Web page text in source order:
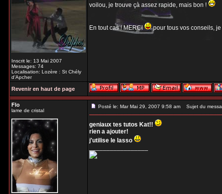
Inscrit le: 13 Mai 2007
Messages: 74
Localisation: Lozère : St Chély
d'Apcher
voilou, je trouve çà assez rapide, mais bon !
En tout cas ! MERCI pour tous vos conseils,
Revenir en haut de page
Flo
lame de cristal
Posté le: Mar Mai 29, 2007 9:58 am Sujet du
geniaux tes tutos Kat!!
rien a ajouter!
j'utilise le lasso
_________________